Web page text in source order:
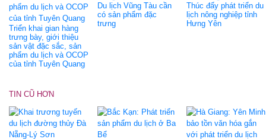
Triển khai gian hàng
trưng bày, giới thiệu
sản vật đặc sắc, sản
phẩm du lịch và OCOP
của tỉnh Tuyên Quang
Du lịch Vũng Tàu cần
có sản phẩm đặc
trưng
Thúc đẩy phát triển du
lịch nông nghiệp tỉnh
Hưng Yên
TIN CŨ HƠN